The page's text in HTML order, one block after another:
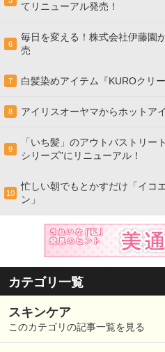
てリニューアル発売！
6
毎日を変える！株式会社伊藤園
売
7 白髪染めアイテム『KUROクリ
8 アイリスオーヤマからホットア
9
「いち髪」のアウトバストリー
シリーズ”にリニューアル！
10
忙しい朝でもとかすだけ「イコ
ン」
カテゴリ一覧
スキンケア
このカテゴリの記事一覧を見る